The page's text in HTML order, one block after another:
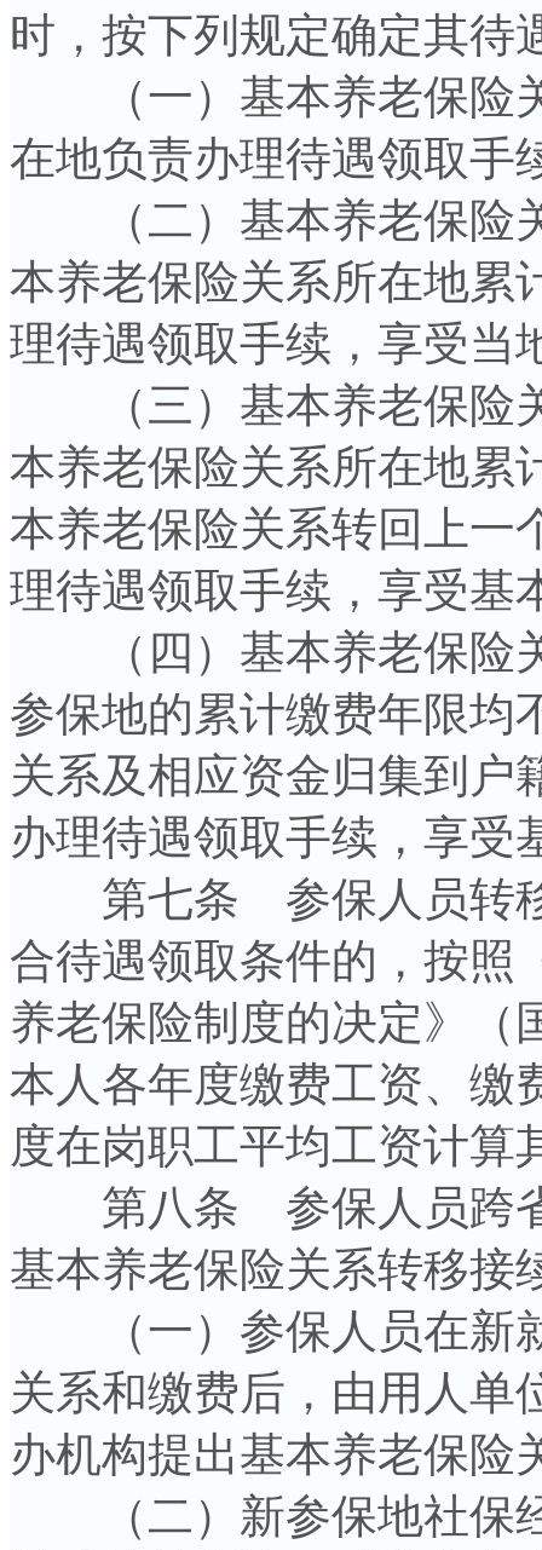
时，按下列规定确定其待
（一）基本养老保险
在地负责办理待遇领取手
（二）基本养老保险
本养老保险关系所在地累
理待遇领取手续，享受当
（三）基本养老保险
本养老保险关系所在地累
本养老保险关系转回上一
理待遇领取手续，享受基
（四）基本养老保险
参保地的累计缴费年限均
关系及相应资金归集到户
办理待遇领取手续，享受
第七条 参保人员转移
合待遇领取条件的，按照
养老保险制度的决定》（
本人各年度缴费工资、缴
度在岗职工平均工资计算
第八条 参保人员跨省
基本养老保险关系转移接
（一）参保人员在新
关系和缴费后，由用人单
办机构提出基本养老保险
（二）新参保地社保